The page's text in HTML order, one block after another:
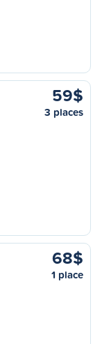
59$
3 places
68$
1 place